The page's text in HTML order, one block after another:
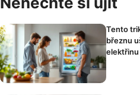
Tento
březnu
elektřinu